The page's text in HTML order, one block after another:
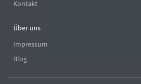
Kontakt
Über uns
Impressum
Blog